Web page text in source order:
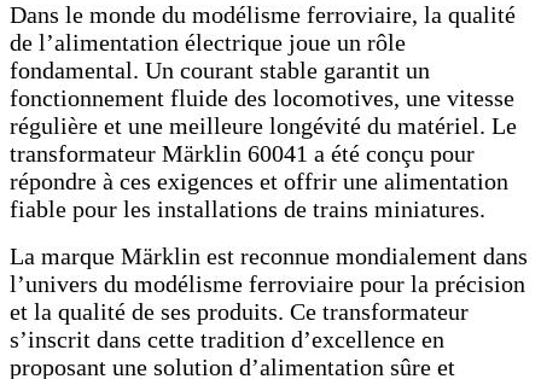
Dans le monde du modélisme ferroviaire, la qualité
de l’alimentation électrique joue un rôle
fondamental. Un courant stable garantit un
fonctionnement fluide des locomotives, une vitesse
régulière et une meilleure longévité du matériel. Le
transformateur Märklin 60041 a été conçu pour
répondre à ces exigences et offrir une alimentation
fiable pour les installations de trains miniatures.
La marque Märklin est reconnue mondialement dans
l’univers du modélisme ferroviaire pour la précision
et la qualité de ses produits. Ce transformateur
s’inscrit dans cette tradition d’excellence en
proposant une solution d’alimentation sûre et